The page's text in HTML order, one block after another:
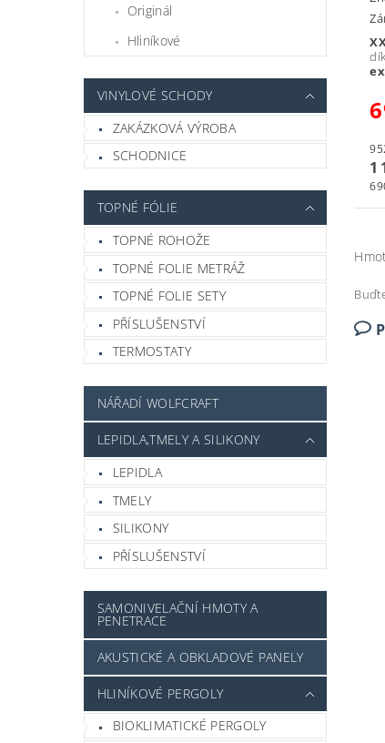
Originál
Hliníkové
VINYLOVÉ SCHODY
ZAKÁZKOVÁ VÝROBA
SCHODNICE
TOPNÉ FÓLIE
TOPNÉ ROHOŽE
TOPNÉ FOLIE METRÁŽ
TOPNÉ FOLIE SETY
PŘÍSLUŠENSTVÍ
TERMOSTATY
NÁŘADÍ WOLFCRAFT
LEPIDLA,TMELY A SILIKONY
LEPIDLA
TMELY
SILIKONY
PŘÍSLUŠENSTVÍ
SAMONIVELAČNÍ HMOTY A
PENETRACE
AKUSTICKÉ A OBKLADOVÉ PANELY
HLINÍKOVÉ PERGOLY
BIOKLIMATICKÉ PERGOLY
1